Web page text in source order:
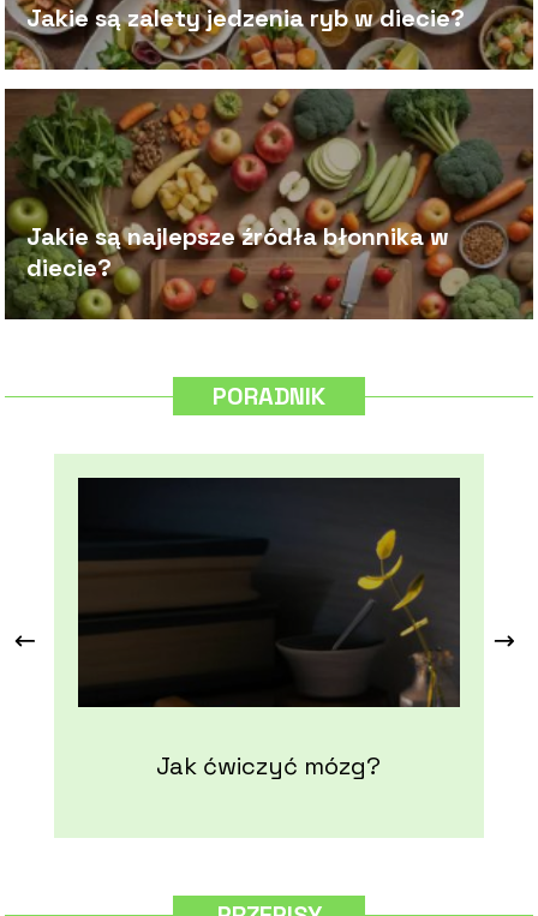
Jakie są zalety jedzenia ryb w diecie?
Jakie są najlepsze źródła błonnika w
diecie?
PORADNIK
Jak ćwiczyć mózg?